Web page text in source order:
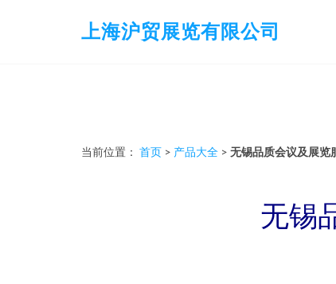
上海沪贸展览有限公司
当前位置： 首页 > 产品大全 > 无锡品质会议及展览
无锡